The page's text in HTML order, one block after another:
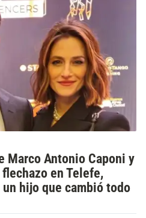
Marco Antonio Caponi y
en Telefe,
hijo que cambió todo